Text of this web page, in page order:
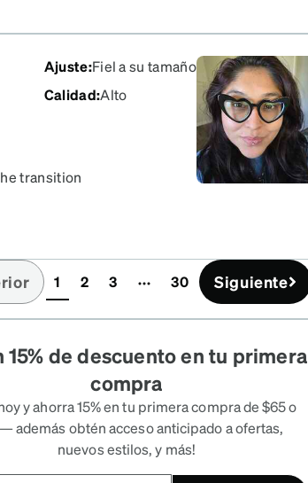
Ajuste:Fiel a su tamaño
Calidad:Alto
transition
pink
1(current)
2 3 30 Siguiente
15% de descuento en tu primera
compra
y ahorra 15% en tu primera compra de $65 o
además obtén acceso anticipado a ofertas,
nuevos estilos, y más!